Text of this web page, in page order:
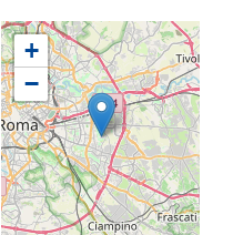
+
−